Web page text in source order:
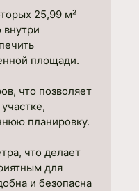
25,99 м²
внутри
площади.
что позволяет
планировку.
что делает
для
и безопасна